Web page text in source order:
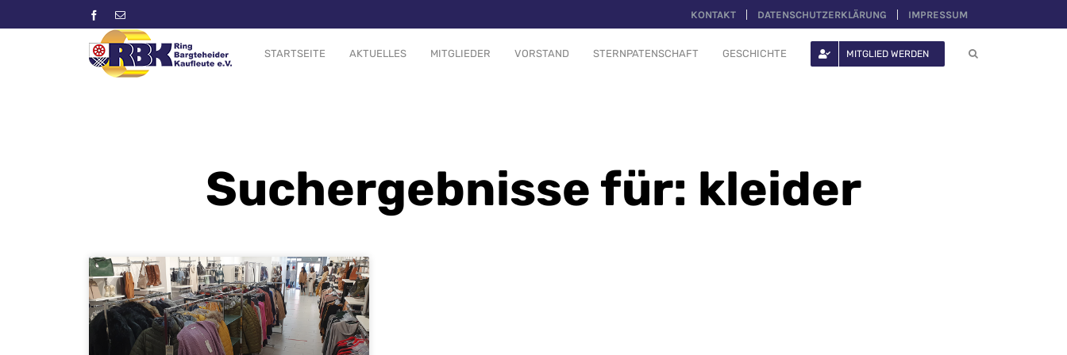
KONTAKT DATENSCHUTZERKLÄRUNG IMPRESSUM
STARTSEITE AKTUELLES MITGLIEDER VORSTAND STERNPATENSCHAFT GESCHICHTE MITGLIED WERDEN
Suchergebnisse für: kleider